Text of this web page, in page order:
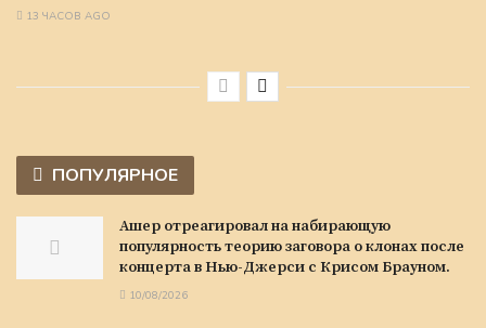
13 ЧАСОВ AGO
ПОПУЛЯРНОЕ
Ашер отреагировал на набирающую
популярность теорию заговора о клонах после
концерта в Нью-Джерси с Крисом Брауном.
10/08/2026